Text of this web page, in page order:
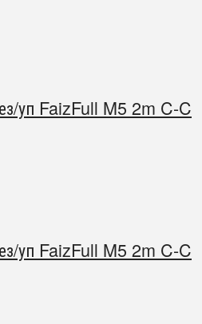
уп FaizFull M5 2m C-C
уп FaizFull M5 2m C-C